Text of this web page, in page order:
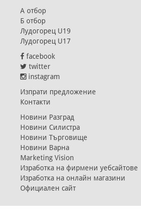
А отбор
Б отбор
Лудогорец U19
Лудогорец U17
facebook
twitter
instagram
Изпрати предложение
Контакти
Новини Разград
Новини Силистра
Новини Търговище
Новини Варна
Marketing Vision
Изработка на фирмени уебсайтове
Изработка на онлайн магазини
Официален сайт